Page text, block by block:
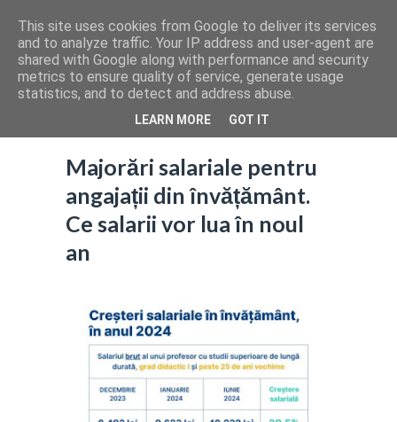
Majorări salariale pentru
angajații din învățământ.
Ce salarii vor lua în noul
an
This site uses cookies from Google to deliver its services
and to analyze traffic. Your IP address and user-agent are
shared with Google along with performance and security
metrics to ensure quality of service, generate usage
statistics, and to detect and address abuse.
LEARN MORE GOT IT